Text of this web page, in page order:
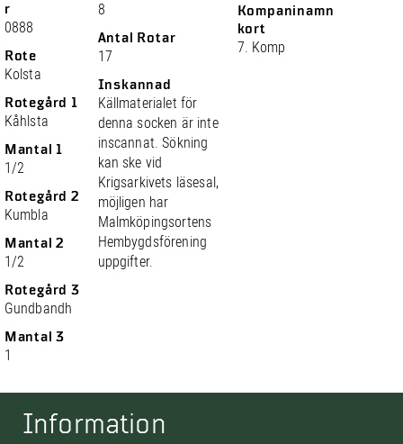
r
0888
Rote
Kolsta
Rotegård 1
Kåhlsta
Mantal 1
1/2
Rotegård 2
Kumbla
Mantal 2
1/2
Rotegård 3
Gundbandh
Mantal 3
1
8
Antal Rotar
17
Inskannad
Källmaterialet för
denna socken är inte
inscannat. Sökning
kan ske vid
Krigsarkivets läsesal,
möjligen har
Malmköpingsortens
Hembygdsförening
uppgifter.
Kompaninamn
kort
7. Komp
Information